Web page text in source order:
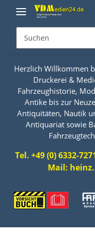
Herzlich Willkommen
Druckerei &
Fahrzeughistorie,
Antike bis zur
Antiquitäten, Nautik
Antiquariat sowie
Tel. +49 (0) 6332-
Mail: